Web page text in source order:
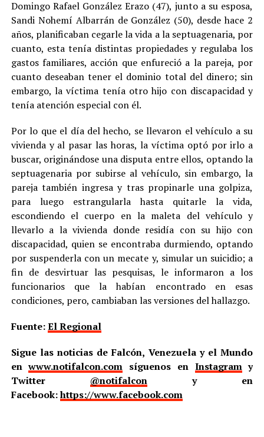
Domingo Rafael González Erazo (47), junto a su esposa,
Sandi Nohemí Albarrán de González (50), desde hace 2
años, planificaban cegarle la vida a la septuagenaria, por
cuanto, esta tenía distintas propiedades y regulaba los
gastos familiares, acción que enfureció a la pareja, por
cuanto deseaban tener el dominio total del dinero; sin
embargo, la víctima tenía otro hijo con discapacidad y
tenía atención especial con él.
Por lo que el día del hecho, se llevaron el vehículo a su
vivienda y al pasar las horas, la víctima optó por irlo a
buscar, originándose una disputa entre ellos, optando la
septuagenaria por subirse al vehículo, sin embargo, la
pareja también ingresa y tras propinarle una golpiza,
para luego estrangularla hasta quitarle la vida,
escondiendo el cuerpo en la maleta del vehículo y
llevarlo a la vivienda donde residía con su hijo con
discapacidad, quien se encontraba durmiendo, optando
por suspenderla con un mecate y, simular un suicidio; a
fin de desvirtuar las pesquisas, le informaron a los
funcionarios que la habían encontrado en esas
condiciones, pero, cambiaban las versiones del hallazgo.
Fuente:El Regional
Sigue las noticias de Falcón, Venezuela y el Mundo
enwww.notifalcon.com síguenos en Instagramy
Twitter @notifalcony en
Facebook:https://www.facebook.com